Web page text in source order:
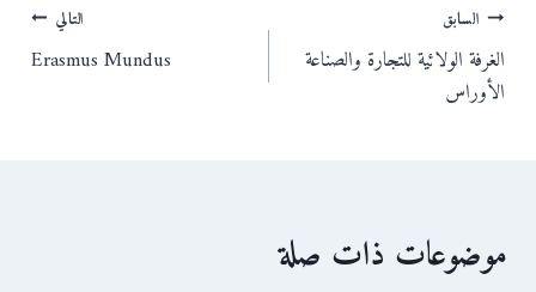
تصفّح
المقالات
السابق
الغرفة الولائية للتجارة والصناعة
الأوراس
التالي
Erasmus Mundus
موضوعات ذات صلة